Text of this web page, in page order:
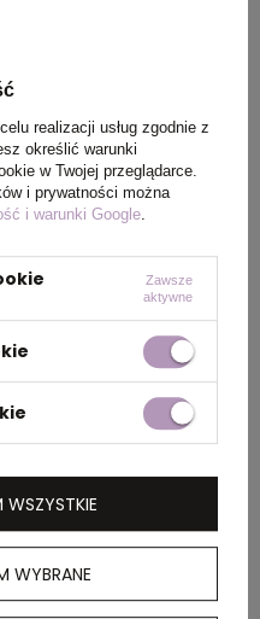
80 mm
realizacji usług zgodnie z
określić warunki
w Twojej przeglądarce.
i prywatności można
i warunki Google.
Zawsze
aktywne
WYBRANE